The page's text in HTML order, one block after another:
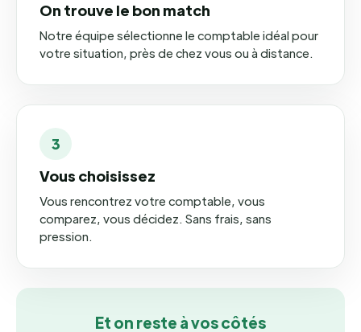
On trouve le bon match
Notre équipe sélectionne le comptable idéal pour
votre situation, près de chez vous ou à distance.
3
Vous choisissez
Vous rencontrez votre comptable, vous
comparez, vous décidez. Sans frais, sans
pression.
Et on reste à vos côtés